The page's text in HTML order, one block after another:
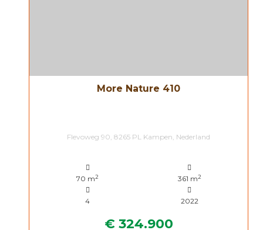
More Nature 410
Flevoweg 90, 8265 PL Kampen, Nederland
70 m2 361 m2
4 2022
€ 324.900